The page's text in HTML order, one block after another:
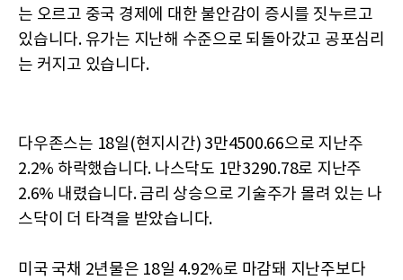
는 오르고 중국 경제에 대한 불안감이 증시를 짓누르고
있습니다. 유가는 지난해 수준으로 되돌아갔고 공포심리
는 커지고 있습니다.
다우존스는 18일(현지시간) 3만4500.66으로 지난주
2.2% 하락했습니다. 나스닥도 1만3290.78로 지난주
2.6% 내렸습니다. 금리 상승으로 기술주가 몰려 있는 나
스닥이 더 타격을 받았습니다.
미국 국채 2년물은 18일 4.92%로 마감돼 지난주보다